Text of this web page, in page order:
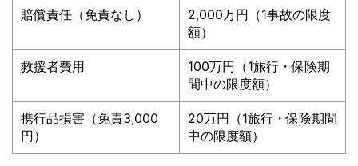
賠償責任（免責なし）
2,000万円（1事故の限度
額）
救援者費用
100万円（1旅行・保険期
間中の限度額）
携行品損害（免責3,000
円）
20万円（1旅行・保険期間
中の限度額）